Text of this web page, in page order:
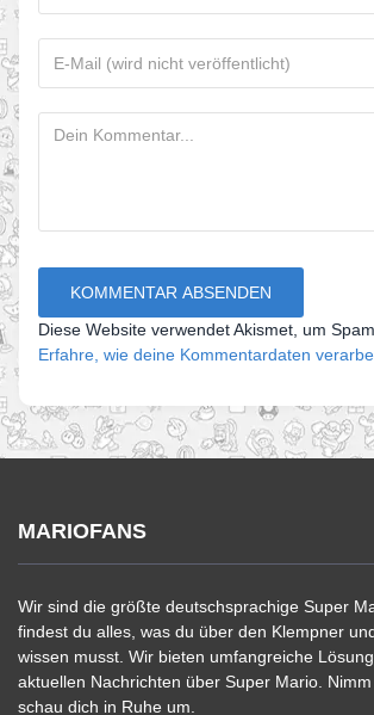
Diese Website verwendet Akismet, um
Erfahre, wie deine Kommentardaten
MARIOFANS
Wir sind die größte deutschsprachige Super
findest du alles, was du über den Klempner
wissen musst. Wir bieten umfangreiche
aktuellen Nachrichten über Super Mario.
schau dich in Ruhe um.